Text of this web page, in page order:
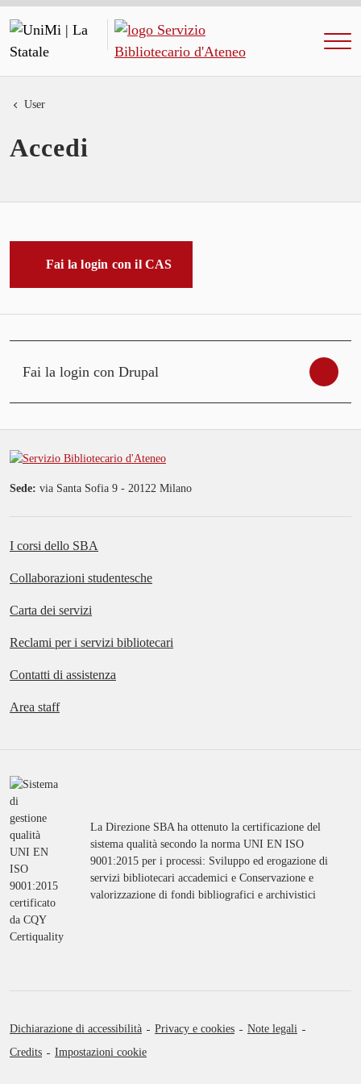
User
Accedi
Fai la login con il CAS
Fai la login con Drupal
Sede: via Santa Sofia 9 - 20122 Milano
I corsi dello SBA
Collaborazioni studentesche
Carta dei servizi
Reclami per i servizi bibliotecari
Contatti di assistenza
Area staff
La Direzione SBA ha ottenuto la certificazione del
sistema qualità secondo la norma UNI EN ISO
9001:2015 per i processi: Sviluppo ed erogazione di
servizi bibliotecari accademici e Conservazione e
valorizzazione di fondi bibliografici e archivistici
Dichiarazione di accessibilità Privacy e cookies
Note legali
Credits
Impostazioni cookie